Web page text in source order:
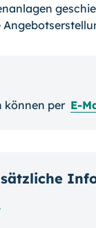
können per E-